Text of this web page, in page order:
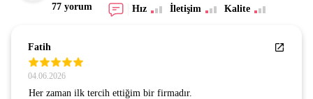
77 yorum Hız İletişim Kalite
SEZGİN GÜNAY
24.07.2026
GÜVENLİ BİR SİTE . GÖNÜL RAHATLIĞIYLA